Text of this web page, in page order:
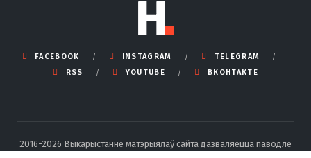
FACEBOOK INSTAGRAM
TELEGRAM
RSS
YOUTUBE ВКОНТАКТЕ
2016-2026 Выкарыстанне матэрыялаў сайта дазваляецца паводле